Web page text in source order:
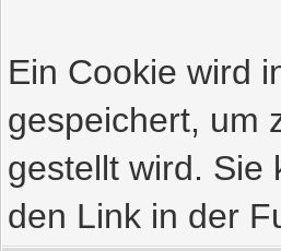
Ein Cookie wird
gespeichert, um
gestellt wird. Sie
den Link in der